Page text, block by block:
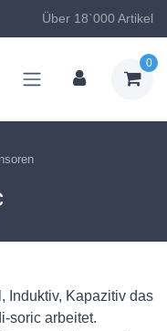
Über 18`000 Artikel
0
Induktiv, Kapazitiv das
soric arbeitet.